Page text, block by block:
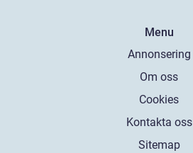
Menu
Annonsering
Om oss
Cookies
Kontakta oss
Sitemap